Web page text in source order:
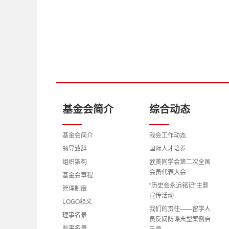
基金会简介
基金会简介
领导致辞
组织架构
基金会章程
管理制度
LOGO释义
理事名录
综合动态
我会工作动态
国际人才培养
欧美同学会第二次全国
会员代表大会
“历史会永远铭记”主题
宣传活动
我们的责任——留学人
员反间防谍典型案例启